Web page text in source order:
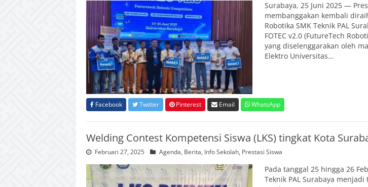
Surabaya, 25 Juni 2025 —
membanggakan kembali
Robotika SMK Teknik PAL
FOTEC v2.0 (FutureTech
yang diselenggarakan oleh
Elektro Universitas…
Facebook Twitter Pinterest Email WhatsApp
Welding Contest Kompetensi Siswa (LKS) tingkat Kota
Februari 27, 2025 Agenda, Berita, Info Sekolah, Prestasi Siswa
Pada tanggal 25 hingga 26
Teknik PAL Surabaya